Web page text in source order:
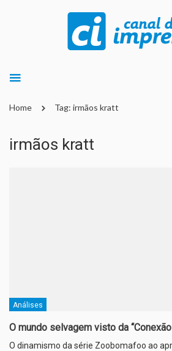
Home Tag: irmãos kratt
irmãos kratt
Análises
O mundo selvagem visto da
O dinamismo da série Zoobomafoo ao